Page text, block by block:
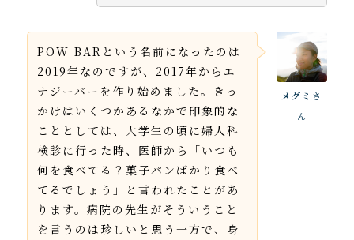
メグミ さ
ん
POW BARという名前になったのは
2019年なのですが、2017年からエ
ナジーバーを作り始めました。きっ
かけはいくつかあるなかで印象的な
こととしては、大学生の頃に婦人科
検診に行った時、医師から「いつも
何を食べてる？菓子パンばかり食べ
てるでしょう」と言われたことがあ
ります。病院の先生がそういうこと
を言うのは珍しいと思う一方で、身